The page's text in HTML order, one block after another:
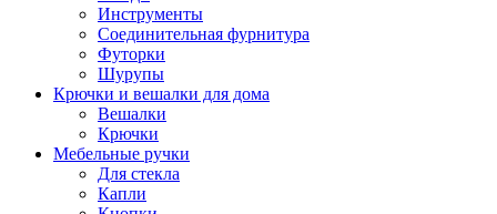
Инструменты
Соединительная фурнитура
Футорки
Шурупы
Крючки и вешалки для дома
Вешалки
Крючки
Мебельные ручки
Для стекла
Капли